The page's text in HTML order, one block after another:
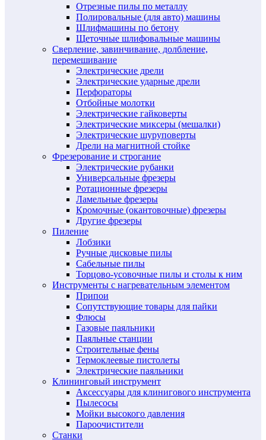
Отрезные пилы по металлу
Полировальные (для авто) машины
Шлифмашины по бетону
Щеточные шлифовальные машины
Сверление, завинчивание, долбление,
перемешивание
Электрические дрели
Электрические ударные дрели
Перфораторы
Отбойные молотки
Электрические гайковерты
Электрические миксеры (мешалки)
Электрические шуруповерты
Дрели на магнитной стойке
Фрезерование и строгание
Электрические рубанки
Универсальные фрезеры
Ротационные фрезеры
Ламельные фрезеры
Кромочные (окантовочные) фрезеры
Другие фрезеры
Пиление
Лобзики
Ручные дисковые пилы
Сабельные пилы
Торцово-усовочные пилы и столы к ним
Инструменты с нагревательным элементом
Припои
Сопутствующие товары для пайки
Флюсы
Газовые паяльники
Паяльные станции
Строительные фены
Термоклеевые пистолеты
Электрические паяльники
Клининговый инструмент
Аксессуары для клинигового инструмента
Пылесосы
Мойки высокого давления
Пароочистители
Станки